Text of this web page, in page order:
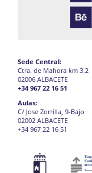
Sede Central:
Ctra. de Mahora km 3.2
02006 ALBACETE
+34 967 22 16 51
Aulas:
C/ Jose Zorrilla, 9-Bajo
02002 ALBACETE
+34 967 22 16 51